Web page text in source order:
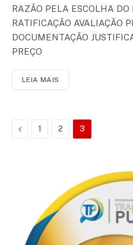
RAZÃO PELA ESCOLHA DO
RATIFICAÇÃO AVALIAÇÃO
DOCUMENTAÇÃO
PREÇO
LEIA MAIS
Anterior
1 2 3